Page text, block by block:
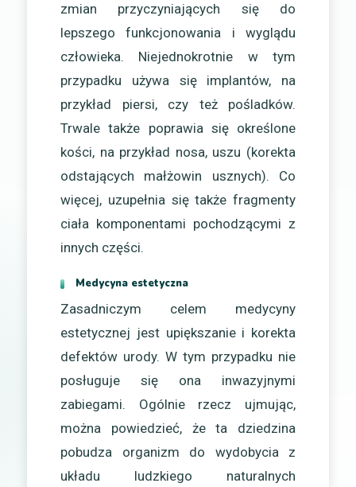
zmian przyczyniających się do
lepszego funkcjonowania i wyglądu
człowieka. Niejednokrotnie w tym
przypadku używa się implantów, na
przykład piersi, czy też pośladków.
Trwale także poprawia się określone
kości, na przykład nosa, uszu (korekta
odstających małżowin usznych). Co
więcej, uzupełnia się także fragmenty
ciała komponentami pochodzącymi z
innych części.
Medycyna estetyczna
Zasadniczym celem medycyny
estetycznej jest upiększanie i korekta
defektów urody. W tym przypadku nie
posługuje się ona inwazyjnymi
zabiegami. Ogólnie rzecz ujmując,
można powiedzieć, że ta dziedzina
pobudza organizm do wydobycia z
układu ludzkiego naturalnych